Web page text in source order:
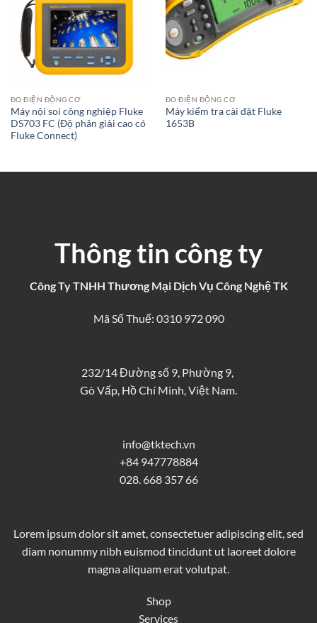
ĐO ĐIỆN ĐỘNG CƠ
Máy nội soi công nghiệp Fluke
DS703 FC (Độ phân giải cao có
Fluke Connect)
ĐO ĐIỆN ĐỘNG CƠ
Máy kiểm tra cài đặt Fluke
1653B
Thông tin công ty
Công Ty TNHH Thương Mại Dịch Vụ Công Nghệ TK
Mã Số Thuế: 0310 972 090
232/14 Đường số 9, Phường 9,
Gò Vấp, Hồ Chí Minh, Việt Nam.
info@tktech.vn
+84 947778884
028. 668 357 66
Lorem ipsum dolor sit amet, consectetuer adipiscing elit, sed
diam nonummy nibh euismod tincidunt ut laoreet dolore
magna aliquam erat volutpat.
Shop
Services